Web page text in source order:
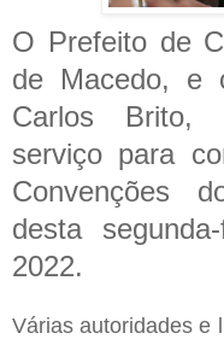
O Prefeito de
de Macedo, e
Carlos Brito,
serviço para
Convenções
desta
2022.
Várias autoridades e